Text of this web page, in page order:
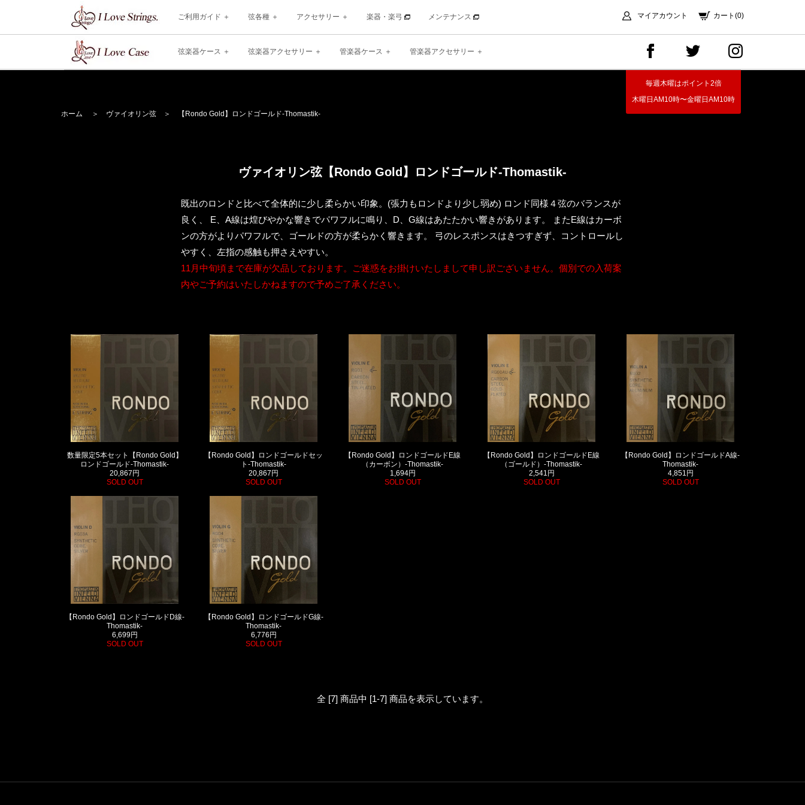
ご利用ガイド 弦各種 アクセサリー 楽器・楽弓 メンテナンス マイアカウント カート(0)
弦楽器ケース 弦楽器アクセサリー 管楽器ケース 管楽器アクセサリー
毎週木曜はポイント2倍
木曜日AM10時〜金曜日AM10時
ホーム ＞ ヴァイオリン弦 ＞ 【Rondo Gold】ロンドゴールド-Thomastik-
ヴァイオリン弦【Rondo Gold】ロンドゴールド-Thomastik-
既出のロンドと比べて全体的に少し柔らかい印象。(張力もロンドより少し弱め) ロンド同様４弦のバランスが
良く、 E、A線は煌びやかな響きでパワフルに鳴り、D、G線はあたたかい響きがあります。 またE線はカーボ
ンの方がよりパワフルで、ゴールドの方が柔らかく響きます。 弓のレスポンスはきつすぎず、コントロールし
やすく、左指の感触も押さえやすい。
11月中旬頃まで在庫が欠品しております。ご迷惑をお掛けいたしまして申し訳ございません。個別での入荷案
内やご予約はいたしかねますので予めご了承ください。
数量限定5本セット【Rondo Gold】
ロンドゴールド-Thomastik-
20,867円
SOLD OUT
【Rondo Gold】ロンドゴールドセッ
ト-Thomastik-
20,867円
SOLD OUT
【Rondo Gold】ロンドゴールドE線
（カーボン）-Thomastik-
1,694円
SOLD OUT
【Rondo Gold】ロンドゴールドE線
（ゴールド）-Thomastik-
2,541円
SOLD OUT
【Rondo Gold】ロンドゴールドA線-
Thomastik-
4,851円
SOLD OUT
【Rondo Gold】ロンドゴールドD線-
Thomastik-
6,699円
SOLD OUT
【Rondo Gold】ロンドゴールドG線-
Thomastik-
6,776円
SOLD OUT
全 [7] 商品中 [1-7] 商品を表示しています。